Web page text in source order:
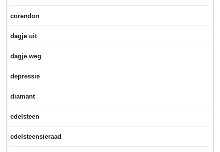
corendon
dagje uit
dagje weg
depressie
diamant
edelsteen
edelsteensieraad